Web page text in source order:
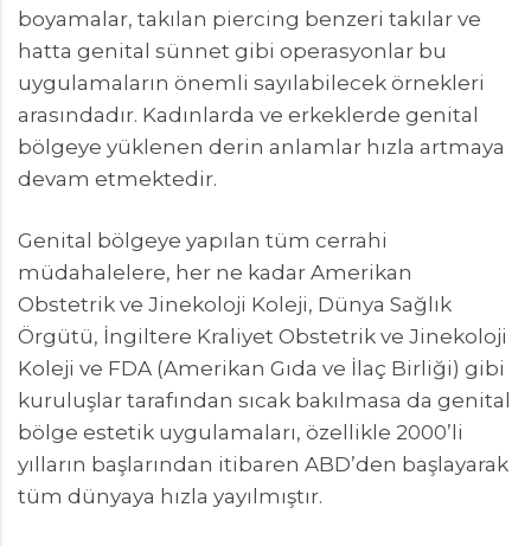
boyamalar, takılan piercing benzeri takılar ve
hatta genital sünnet gibi operasyonlar bu
uygulamaların önemli sayılabilecek örnekleri
arasındadır. Kadınlarda ve erkeklerde genital
bölgeye yüklenen derin anlamlar hızla artmaya
devam etmektedir.
Genital bölgeye yapılan tüm cerrahi
müdahalelere, her ne kadar Amerikan
Obstetrik ve Jinekoloji Koleji, Dünya Sağlık
Örgütü, İngiltere Kraliyet Obstetrik ve Jinekoloji
Koleji ve FDA (Amerikan Gıda ve İlaç Birliği) gibi
kuruluşlar tarafından sıcak bakılmasa da genital
bölge estetik uygulamaları, özellikle 2000’li
yılların başlarından itibaren ABD’den başlayarak
tüm dünyaya hızla yayılmıştır.